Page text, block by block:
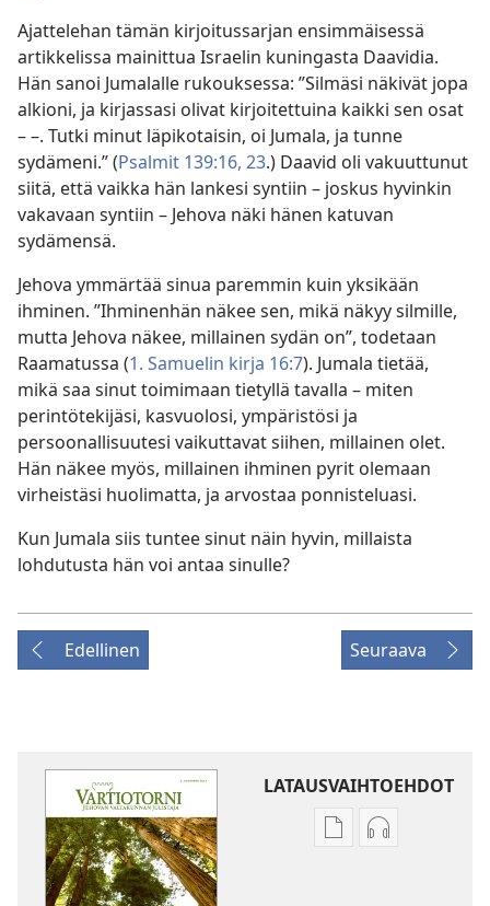
Ajattelehan tämän kirjoitussarjan ensimmäisessä
artikkelissa mainittua Israelin kuningasta Daavidia.
Hän sanoi Jumalalle rukouksessa: ”Silmäsi näkivät jopa
alkioni, ja kirjassasi olivat kirjoitettuina kaikki sen osat
– –. Tutki minut läpikotaisin, oi Jumala, ja tunne
sydämeni.” (Psalmit 139:16, 23.) Daavid oli vakuuttunut
siitä, että vaikka hän lankesi syntiin – joskus hyvinkin
vakavaan syntiin – Jehova näki hänen katuvan
sydämensä.
Jehova ymmärtää sinua paremmin kuin yksikään
ihminen. ”Ihminenhän näkee sen, mikä näkyy silmille,
mutta Jehova näkee, millainen sydän on”, todetaan
Raamatussa (1. Samuelin kirja 16:7). Jumala tietää,
mikä saa sinut toimimaan tietyllä tavalla – miten
perintötekijäsi, kasvuolosi, ympäristösi ja
persoonallisuutesi vaikuttavat siihen, millainen olet.
Hän näkee myös, millainen ihminen pyrit olemaan
virheistäsi huolimatta, ja arvostaa ponnisteluasi.
Kun Jumala siis tuntee sinut näin hyvin, millaista
lohdutusta hän voi antaa sinulle?
Edellinen Seuraava
LATAUSVAIHTOEHDOT
JulkaisujenÄänitteiden